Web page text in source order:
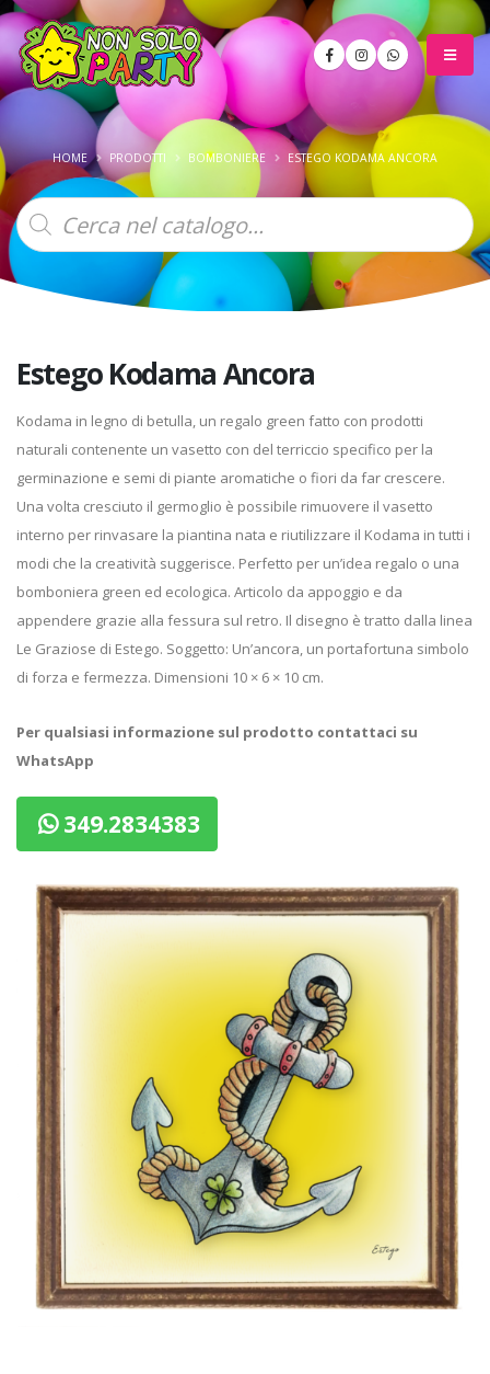
HOME PRODOTTI BOMBONIERE ESTEGO KODAMA ANCORA
Products
search
Estego Kodama Ancora
Kodama in legno di betulla, un regalo green fatto con prodotti
naturali contenente un vasetto con del terriccio specifico per la
germinazione e semi di piante aromatiche o fiori da far crescere.
Una volta cresciuto il germoglio è possibile rimuovere il vasetto
interno per rinvasare la piantina nata e riutilizzare il Kodama in tutti i
modi che la creatività suggerisce. Perfetto per un’idea regalo o una
bomboniera green ed ecologica. Articolo da appoggio e da
appendere grazie alla fessura sul retro. Il disegno è tratto dalla linea
Le Graziose di Estego. Soggetto: Un’ancora, un portafortuna simbolo
di forza e fermezza. Dimensioni 10 × 6 × 10 cm.
Per qualsiasi informazione sul prodotto contattaci su
WhatsApp
349.2834383